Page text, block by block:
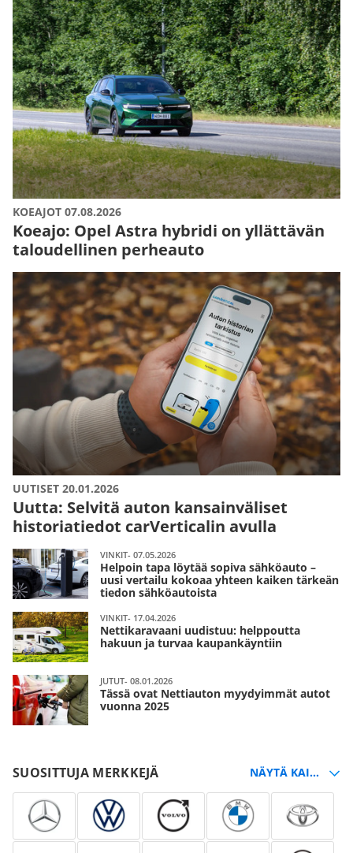
KOEAJOT 07.08.2026
Koeajo: Opel Astra hybridi on yllättävän
taloudellinen perheauto
UUTISET 20.01.2026
Uutta: Selvitä auton kansainväliset
historiatiedot carVerticalin avulla
VINKIT- 07.05.2026
Helpoin tapa löytää sopiva sähköauto –
uusi vertailu kokoaa yhteen kaiken tärkeän
tiedon sähköautoista
VINKIT- 17.04.2026
Nettikaravaani uudistuu: helppoutta
hakuun ja turvaa kaupankäyntiin
JUTUT- 08.01.2026
Tässä ovat Nettiauton myydyimmät autot
vuonna 2025
SUOSITTUJA MERKKEJÄ